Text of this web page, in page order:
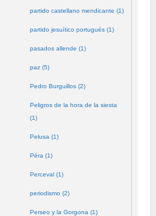
partido castellano mendicante (1)
partido jesuítico portugués (1)
pasados allende (1)
paz (5)
Pedro Burguillos (2)
Peligros de la hora de la siesta
(1)
Pelusa (1)
Péra (1)
Perceval (1)
periodismo (2)
Perseo y la Gorgona (1)